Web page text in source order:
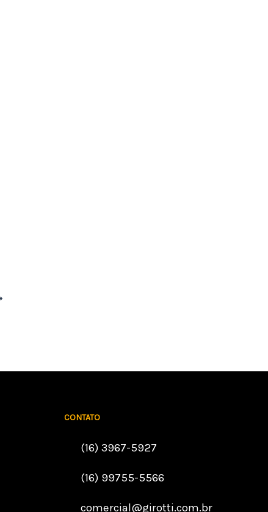
CONTATO
(16) 3967-5927
(16) 99755-5566
comercial@girotti.com.br